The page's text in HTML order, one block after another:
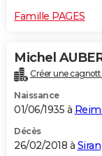
Famille PAGES
Michel
Créer une
Naissance
01/06/1935 à
Décès
26/02/2018 à Siran